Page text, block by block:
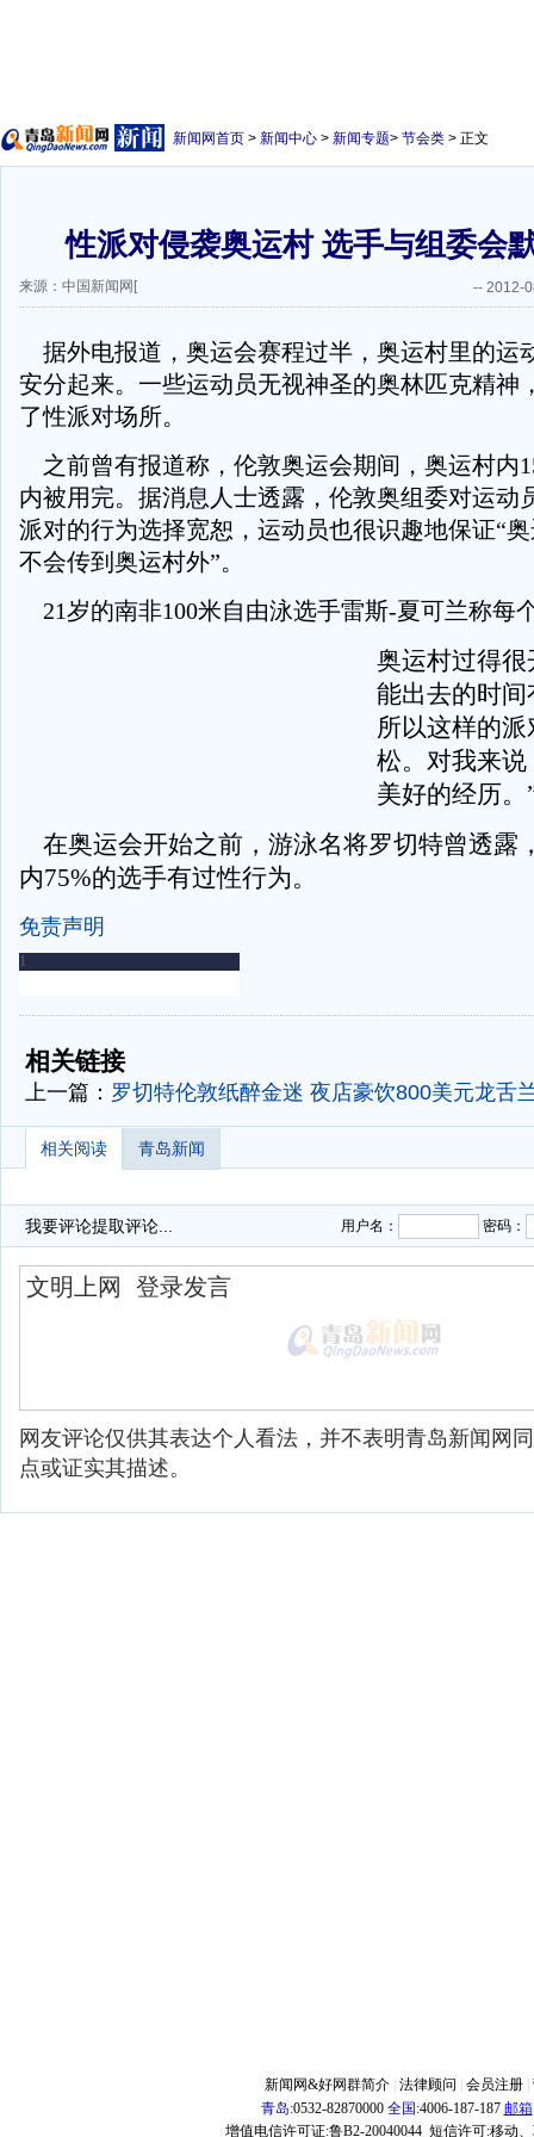
新闻网首页 > 新闻中心 > 新闻专题> 节会类 > 正文
性派对侵袭奥运村 选手与组委会
来源：中国新闻网[ -- 2012-
据外电报道，奥运会赛程过半，奥运村里的运
安分起来。一些运动员无视神圣的奥林匹克精神
了性派对场所。
之前曾有报道称，伦敦奥运会期间，奥运村内
内被用完。据消息人士透露，伦敦奥组委对运动
派对的行为选择宽恕，运动员也很识趣地保证“
不会传到奥运村外”。
21岁的南非100米自由泳选手雷斯-夏可兰称每
奥运村过得很
能出去的时
所以这样的
松。对我来
美好的经历。
在奥运会开始之前，游泳名将罗切特曾透露
内75%的选手有过性行为。
免责声明
-
相关链接
上一篇： 罗切特伦敦纸醉金迷 夜店豪饮800美元龙舌
相关阅读 青岛新闻
我要评论提取评论... 用户名： 密码：
网友评论仅供其表达个人看法，并不表明青岛新闻网
点或证实其描述。